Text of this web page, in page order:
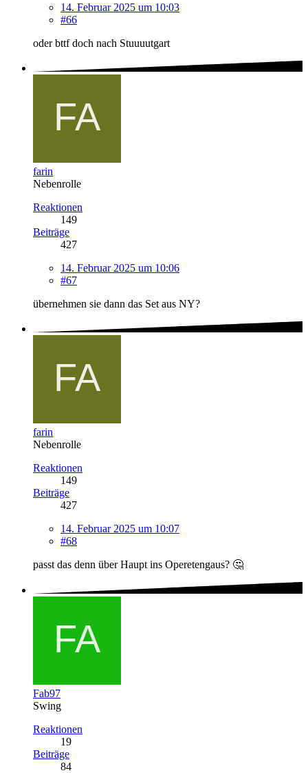
14. Februar 2025 um 10:03
#66
oder bttf doch nach Stuuuutgart
farin
Nebenrolle
Reaktionen
149
Beiträge
427
14. Februar 2025 um 10:06
#67
übernehmen sie dann das Set aus NY?
farin
Nebenrolle
Reaktionen
149
Beiträge
427
14. Februar 2025 um 10:07
#68
passt das denn über Haupt ins Operetengaus? 🤔
Fab97
Swing
Reaktionen
19
Beiträge
84